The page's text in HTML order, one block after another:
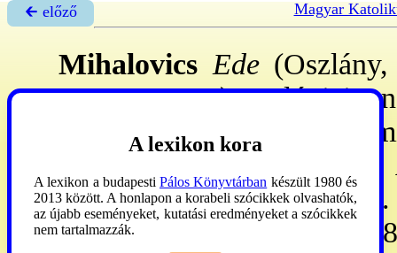
🡰 előző Magyar
Mihalovics Ede
1917. aug. 3.): teológiai
és Trencsénben, 1881-től
1888. XII. 22: pappá
Géza gr. családjánál nev.
A lexikon kora
A lexikon a budapesti Pálos Könyvtárban készült 1980 és
2013 között. A honlapon a korabeli szócikkek olvashatók,
az újabb eseményeket, kutatási eredményeket a szócikkek
nem tartalmazzák.